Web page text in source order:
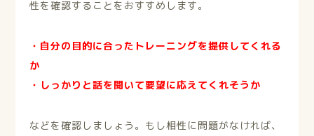
性を確認することをおすすめします。
・自分の目的に合ったトレーニングを提供してくれる
か
・しっかりと話を聞いて要望に応えてくれそうか
などを確認しましょう。もし相性に問題がなければ、